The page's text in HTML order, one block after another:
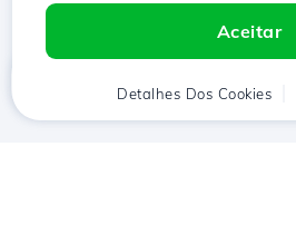
Aceitar
Detalhes Dos Cookies
Cliente Carrinho